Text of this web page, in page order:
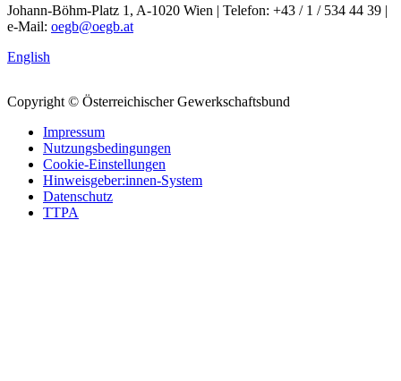
Johann-Böhm-Platz 1, A-1020 Wien | Telefon: +43 / 1 / 534 44 39 |
e-Mail: oegb@oegb.at
English
Copyright © Österreichischer Gewerkschaftsbund
Impressum
Nutzungsbedingungen
Cookie-Einstellungen
Hinweisgeber:innen-System
Datenschutz
TTPA